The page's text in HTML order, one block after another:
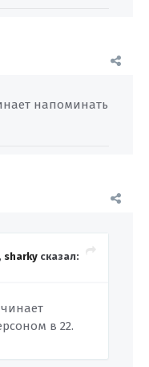
напоминать
sharky сказал:
в 22.